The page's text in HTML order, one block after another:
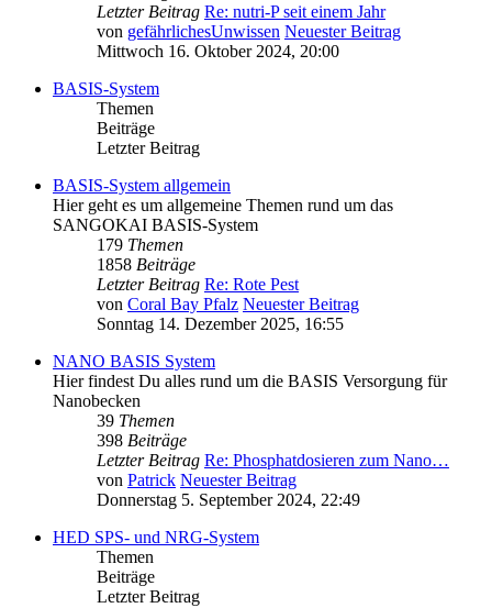
Letzter Beitrag Re: nutri-P seit einem Jahr
von gefährlichesUnwissen Neuester Beitrag
Mittwoch 16. Oktober 2024, 20:00
BASIS-System
Themen
Beiträge
Letzter Beitrag
BASIS-System allgemein
Hier geht es um allgemeine Themen rund um das
SANGOKAI BASIS-System
179 Themen
1858 Beiträge
Letzter Beitrag Re: Rote Pest
von Coral Bay Pfalz Neuester Beitrag
Sonntag 14. Dezember 2025, 16:55
NANO BASIS System
Hier findest Du alles rund um die BASIS Versorgung für
Nanobecken
39 Themen
398 Beiträge
Letzter Beitrag Re: Phosphatdosieren zum Nano…
von Patrick Neuester Beitrag
Donnerstag 5. September 2024, 22:49
HED SPS- und NRG-System
Themen
Beiträge
Letzter Beitrag